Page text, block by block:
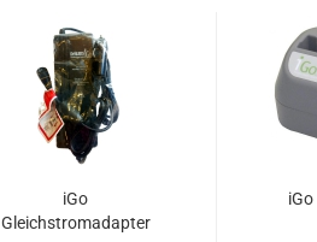
iGo
Gleichstromadapter